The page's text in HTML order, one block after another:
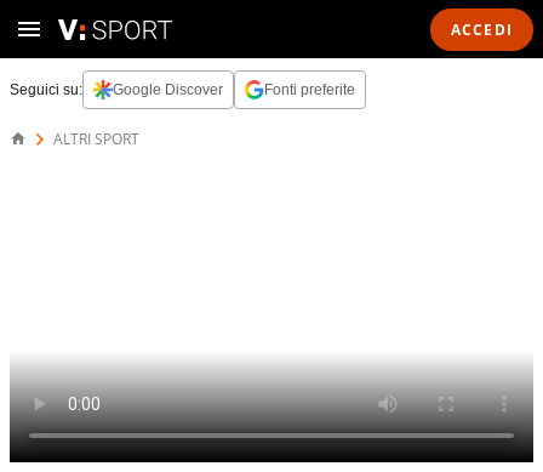
ACCEDI
Seguici su: Google Discover Fonti preferite
ALTRI SPORT